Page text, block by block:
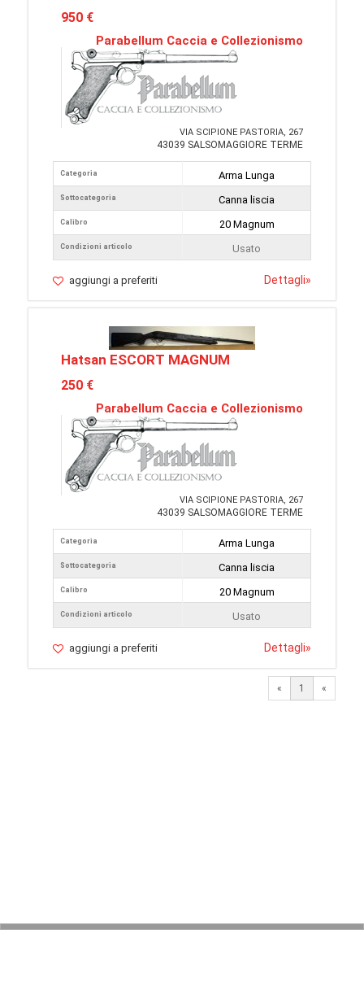
950 €
Parabellum Caccia e Collezionismo
VIA SCIPIONE PASTORIA, 267
43039 SALSOMAGGIORE TERME
Categoria
Sottocategoria
Calibro
Condizioni articolo
Arma Lunga
Canna liscia
20 Magnum
Usato
aggiungi a preferiti Dettagli»
Hatsan ESCORT MAGNUM
250 €
Parabellum Caccia e Collezionismo
VIA SCIPIONE PASTORIA, 267
43039 SALSOMAGGIORE TERME
Categoria
Sottocategoria
Calibro
Condizioni articolo
Arma Lunga
Canna liscia
20 Magnum
Usato
aggiungi a preferiti Dettagli»
« 1 «